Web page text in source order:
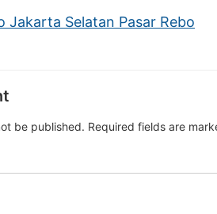
Jakarta Selatan Pasar Rebo
be published. Required fields are